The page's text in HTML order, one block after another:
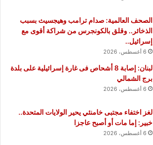
الصحف العالمية: صدام ترامب وهيجسيث بسبب
الذخائر.. وقلق بالكونجرس من شراكة أقوى مع
إسرائيل..
6 أغسطس، 2026
لبنان: إصابة 8 أشحاص فى غارة إسرائيلية على بلدة
برج الشمالي
6 أغسطس، 2026
لغز اختفاء مجتبى خامنئي يحير الولايات المتحدة..
خبير: إما مات أو أصبح عاجزا
6 أغسطس، 2026